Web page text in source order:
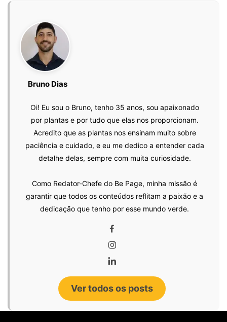
Bruno Dias
Oi! Eu sou o Bruno, tenho 35 anos, sou apaixonado
por plantas e por tudo que elas nos proporcionam.
Acredito que as plantas nos ensinam muito sobre
paciência e cuidado, e eu me dedico a entender cada
detalhe delas, sempre com muita curiosidade.
Como Redator-Chefe do Be Page, minha missão é
garantir que todos os conteúdos reflitam a paixão e a
dedicação que tenho por esse mundo verde.
Ver todos os posts